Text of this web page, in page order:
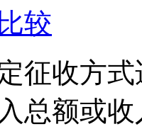
较
征收方
总额或